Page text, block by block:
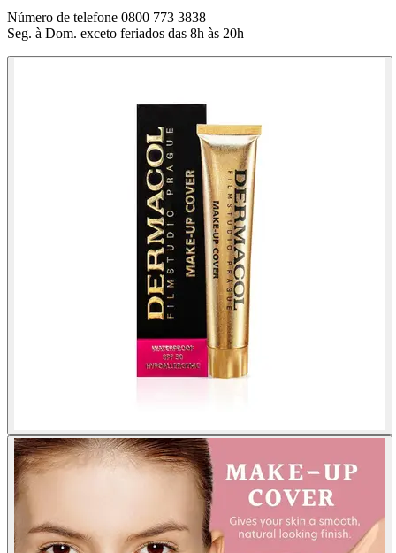
Número de telefone 0800 773 3838
Seg. à Dom. exceto feriados das 8h às 20h